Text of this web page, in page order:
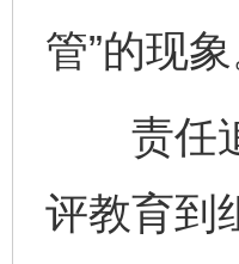
管”的现象
责任追
评教育到